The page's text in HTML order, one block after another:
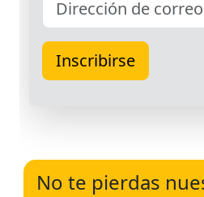
No te pierdas